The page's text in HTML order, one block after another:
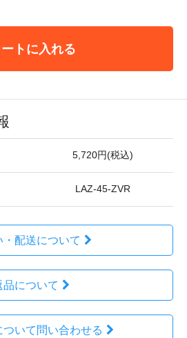
トに入れる
5,720円(税込)
LAZ-45-ZVR
・配送について
品について
ついて問い合わせる